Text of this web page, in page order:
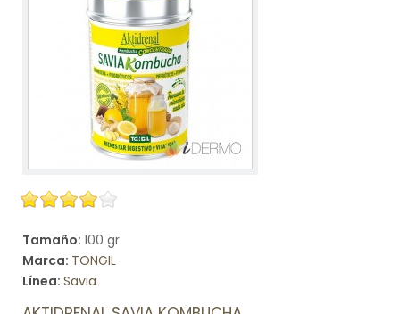
Tamaño: 100 gr.
Marca: TONGIL
Línea: Savia